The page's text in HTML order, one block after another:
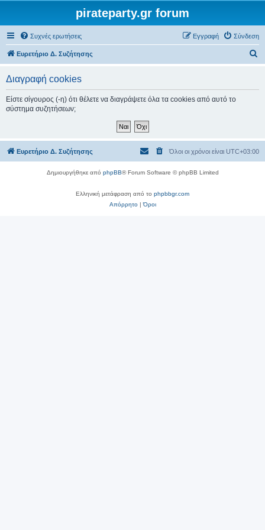
pirateparty.gr forum
Συχνές ερωτήσεις Σύνδεση
Εγγραφή
Ευρετήριο Δ. Συζήτησης
σ
Διαγραφή cookies
Είστε σίγουρος (-η) ότι θέλετε να διαγράψετε όλα τα cookies από αυτό το
σύστημα συζητήσεων;
Ευρετήριο Δ. Συζήτησης Όλοι οι χρόνοι είναι UTC+03:00
Δημιουργήθηκε από phpBB® Forum Software © phpBB Limited
Ελληνική μετάφραση από το phpbbgr.com
Απόρρητο|Όροι